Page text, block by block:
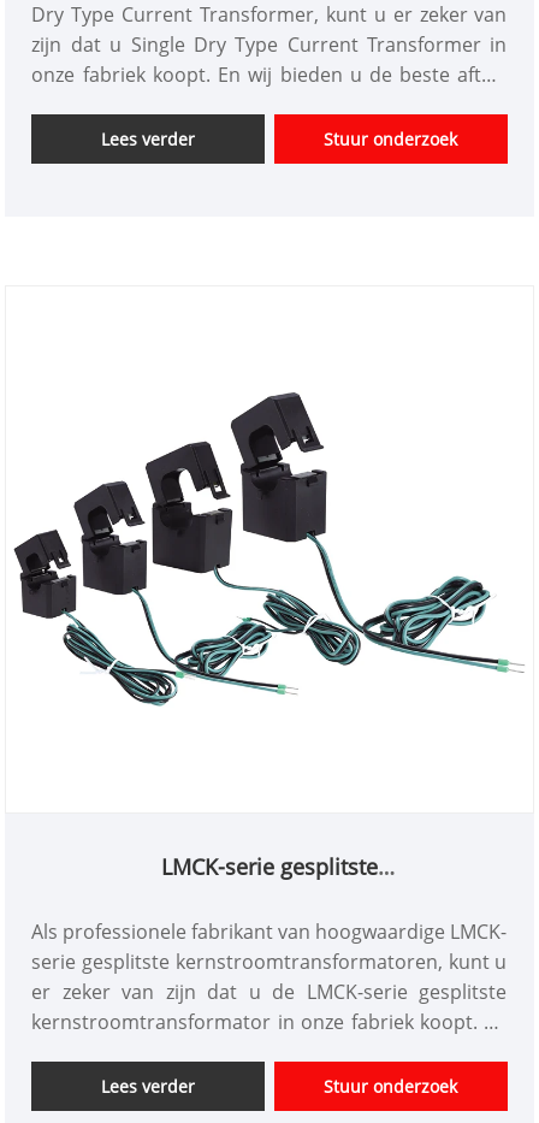
Dry Type Current Transformer, kunt u er zeker van
zijn dat u Single Dry Type Current Transformer in
onze fabriek koopt. En wij bieden u de beste after-
stroomtransformator is een speciaal ontworpen
transformator voor het meten van de stroom in
Lees verder Stuur onderzoek
LMCK-serie gesplitste
Als professionele fabrikant van hoogwaardige LMCK-
serie gesplitste kernstroomtransformatoren, kunt u
er zeker van zijn dat u de LMCK-serie gesplitste
kernstroomtransformator in onze fabriek koopt. En
levering. De LMCK-serie Split Core Current
Transformer is een stroomtransformator waarvan
Lees verder Stuur onderzoek